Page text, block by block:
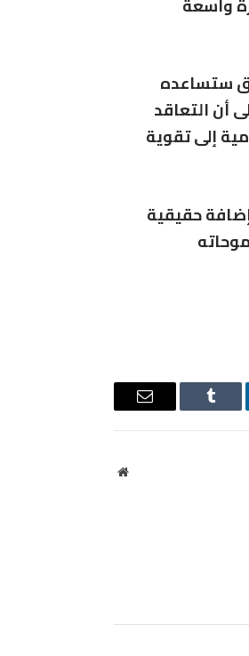
ستساعده
أن التعاقد
إلى تقوية
حقيقية
Tumblr
البريد
موقع